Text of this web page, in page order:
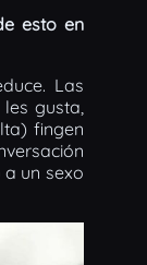
esto en
Las
gusta,
fingen
un sexo